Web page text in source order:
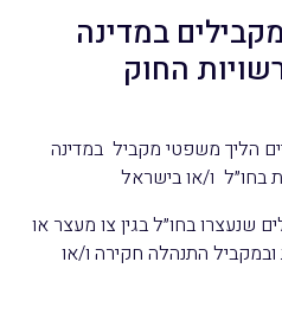
במדינה
החוק
הליך משפטי מקביל במדינה
בחו״ל ו/או בישראל
שנעצרו בחו״ל בגין צו מעצר או
התנהלה חקירה ו/או